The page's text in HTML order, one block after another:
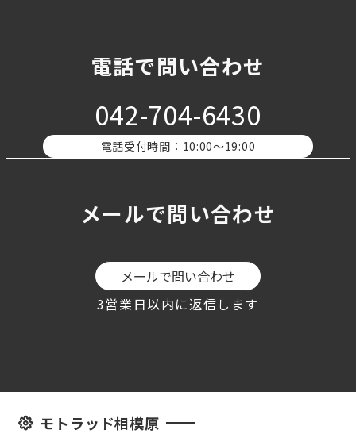
電話で問い合わせ
042-704-6430
電話受付時間：10:00〜19:00
メールで問い合わせ
メールで問い合わせ
3営業日以内に返信します
モトラッド相模原